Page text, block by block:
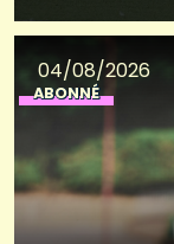
04/08/2026
ABONNÉ